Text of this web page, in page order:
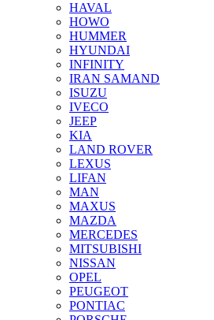
HAVAL
HOWO
HUMMER
HYUNDAI
INFINITY
IRAN SAMAND
ISUZU
IVECO
JEEP
KIA
LAND ROVER
LEXUS
LIFAN
MAN
MAXUS
MAZDA
MERCEDES
MITSUBISHI
NISSAN
OPEL
PEUGEOT
PONTIAC